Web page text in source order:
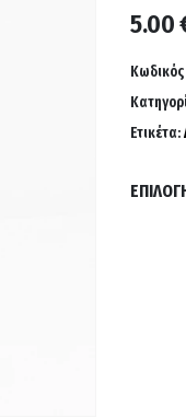
5.00
Κωδικός
Ετικέτα: